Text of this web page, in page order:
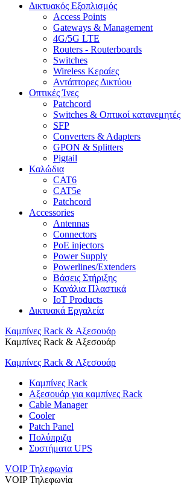
Δικτυακός Εξοπλισμός
Access Points
Gateways & Management
4G/5G LTE
Routers - Routerboards
Switches
Wireless Κεραίες
Αντάπτορες Δικτύου
Οπτικές Ίνες
Patchcord
Switches & Οπτικοί κατανεμητές
SFP
Converters & Adapters
GPON & Splitters
Pigtail
Καλώδια
CAT6
CAT5e
Patchcord
Accessories
Antennas
Connectors
PoE injectors
Power Supply
Powerlines/Extenders
Βάσεις Στήριξης
Κανάλια Πλαστικά
IoT Products
Δικτυακά Εργαλεία
Καμπίνες Rack & Αξεσουάρ
Καμπίνες Rack & Αξεσουάρ
Καμπίνες Rack & Αξεσουάρ
Καμπίνες Rack
Αξεσουάρ για καμπίνες Rack
Cable Manager
Cooler
Patch Panel
Πολύπριζα
Συστήματα UPS
VOIP Τηλεφωνία
VOIP Τηλεφωνία